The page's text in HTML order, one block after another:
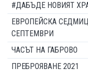
#ДАБЪДЕ НОВИЯТ
ЕВРОПЕЙСКА
СЕПТЕМВРИ
ЧАСЪТ НА ГАБРОВО
ПРЕБРОЯВАНЕ 2021